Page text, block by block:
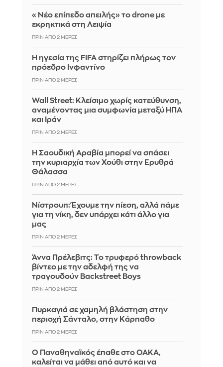
«Νέο επίπεδο απειλής» το drone με
εκρηκτικά στη Λειψία
ΠΡΙΝ ΑΠΌ 2 ΜΈΡΕΣ
Η ηγεσία της FIFA στηρίζει πλήρως τον
πρόεδρο Ινφαντίνο
ΠΡΙΝ ΑΠΌ 2 ΜΈΡΕΣ
Wall Street: Κλείσιμο χωρίς κατεύθυνση,
αναμένοντας μια συμφωνία μεταξύ ΗΠΑ
και Ιράν
ΠΡΙΝ ΑΠΌ 2 ΜΈΡΕΣ
Η Σαουδική Αραβία μπορεί να σπάσει
την κυριαρχία των Χούθι στην Ερυθρά
Θάλασσα
ΠΡΙΝ ΑΠΌ 2 ΜΈΡΕΣ
Νίστρουπ: Έχουμε την πίεση, αλλά πάμε
για τη νίκη, δεν υπάρχει κάτι άλλο για
μας
ΠΡΙΝ ΑΠΌ 2 ΜΈΡΕΣ
Άννα Πρέλεβιτς: Το τρυφερό throwback
βίντεο με την αδελφή της να
τραγουδούν Backstreet Boys
ΠΡΙΝ ΑΠΌ 2 ΜΈΡΕΣ
Πυρκαγιά σε χαμηλή βλάστηση στην
περιοχή Σάνταλο, στην Κάρπαθο
ΠΡΙΝ ΑΠΌ 2 ΜΈΡΕΣ
Ο Παναθηναϊκός έπαθε στο ΟΑΚΑ,
καλείται να μάθει από αυτό και να